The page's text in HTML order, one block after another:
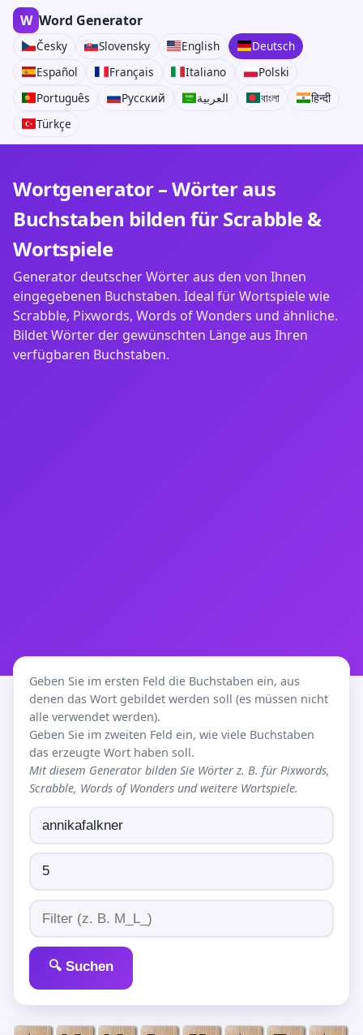
W Word Generator
Česky Slovensky English
Deutsch
Español
Français Italiano
Polski
Português
Русский العربية বাংলা
हिन्दी
Türkçe
Wortgenerator – Wörter aus
Buchstaben bilden für Scrabble &
Wortspiele
Generator deutscher Wörter aus den von Ihnen
eingegebenen Buchstaben. Ideal für Wortspiele wie
Scrabble, Pixwords, Words of Wonders und ähnliche.
Bildet Wörter der gewünschten Länge aus Ihren
verfügbaren Buchstaben.
Geben Sie im ersten Feld die Buchstaben ein, aus
denen das Wort gebildet werden soll (es müssen nicht
alle verwendet werden).
Geben Sie im zweiten Feld ein, wie viele Buchstaben
das erzeugte Wort haben soll.
Mit diesem Generator bilden Sie Wörter z. B. für Pixwords,
Scrabble, Words of Wonders und weitere Wortspiele.
🔍 Suchen